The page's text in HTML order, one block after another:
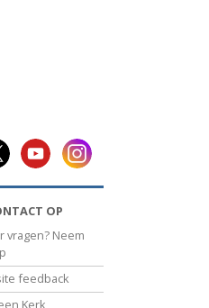
OP
vragen? Neem
feedback
Kerk